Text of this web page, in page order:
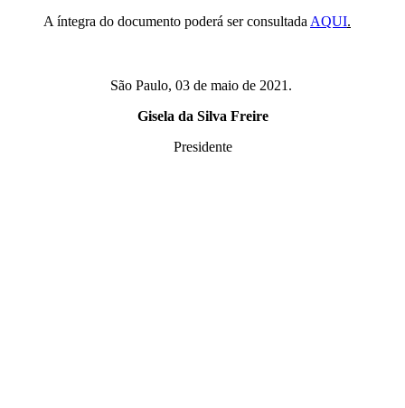
A íntegra do documento poderá ser consultadaAQUI.
São Paulo, 03 de maio de 2021.
Gisela da Silva Freire
Presidente